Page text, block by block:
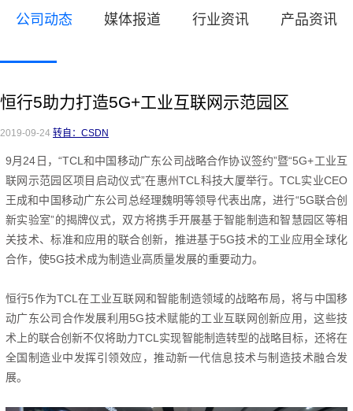
公司动态 媒体报道 行业资讯 产品资讯
恒行5助力打造5G+工业互联网示范园区
2019-09-24 转自：CSDN
9月24日，“TCL和中国移动广东公司战略合作协议签约”暨“5G+工业互
联网示范园区项目启动仪式”在惠州TCL科技大厦举行。 TCL实业CEO
王成和中国移动广东公司总经理魏明等领导代表出席，进行“5G联合创
新实验室”的揭牌仪式，双方将携手开展基于智能制造和智慧园区等相
关技术、标准和应用的联合创新，推进基于5G技术的工业应用全球化
合作，使5G技术成为制造业高质量发展的重要动力。
恒行5作为TCL在工业互联网和智能制造领域的战略布局，将与中国移
动广东公司合作发展利用5G技术赋能的工业互联网创新应用 ，这些技
术上的联合创新不仅将助力TCL实现智能制造转型的战略目标，还将在
全国制造业中发挥引领效应，推动新一代信息技术与制造技术融合发
展。